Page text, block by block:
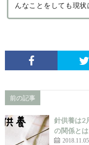
んなことをしても現状
前の記事
針供養は2
の関係とは
2018.11.05